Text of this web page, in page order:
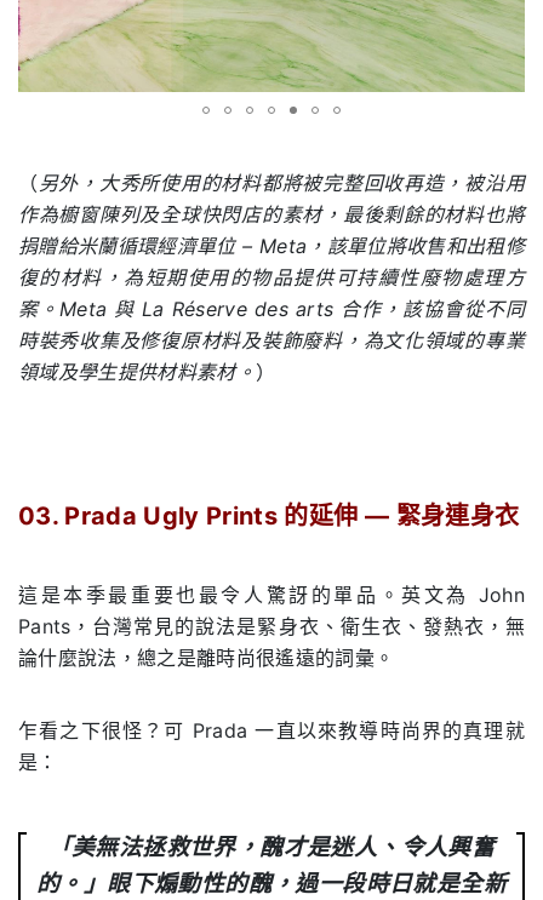
（ 另外，大秀所使用的材料都將被完整回收再造，被沿用
作為櫥窗陳列及全球快閃店的素材，最後剩餘的材料也將
捐贈給米蘭循環經濟單位 – Meta，該單位將收售和出租修
復的材料，為短期使用的物品提供可持續性廢物處理方
案。Meta 與 La Réserve des arts 合作，該協會從不同
時裝秀收集及修復原材料及裝飾廢料，為文化領域的專業
領域及學生提供材料素材。 ）
03. Prada Ugly Prints 的延伸 — 緊身連身衣
這是本季最重要也最令人驚訝的單品。英文為 John
Pants，台灣常見的說法是緊身衣、衛生衣、發熱衣，無
論什麼說法，總之是離時尚很遙遠的詞彙。
乍看之下很怪？可 Prada 一直以來教導時尚界的真理就
是：
「美無法拯救世界，醜才是迷人、令人興奮
的。」 眼下煽動性的醜，過一段時日就是全新